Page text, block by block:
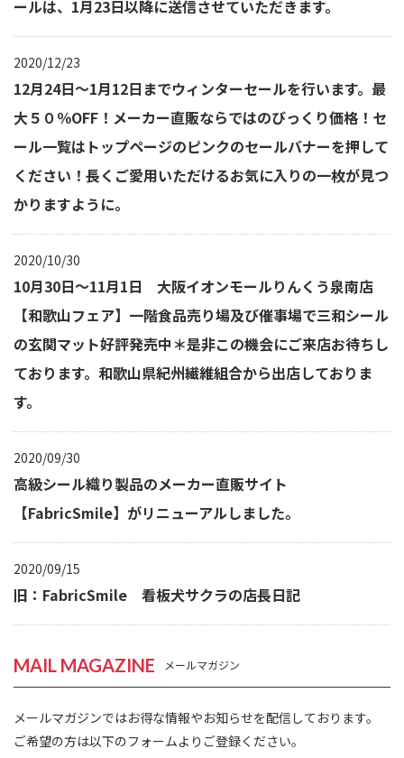
ールは、1月23日以降に送信させていただきます。
2020/12/23
12月24日～1月12日までウィンターセールを行います。最
大５０％OFF！メーカー直販ならではのびっくり価格！セ
ール一覧はトップページのピンクのセールバナーを押して
ください！長くご愛用いただけるお気に入りの一枚が見つ
かりますように。
2020/10/30
10月30日～11月1日 大阪イオンモールりんくう泉南店
【和歌山フェア】一階食品売り場及び催事場で三和シール
の玄関マット好評発売中＊是非この機会にご来店お待ちし
ております。和歌山県紀州繊維組合から出店しておりま
す。
2020/09/30
高級シール織り製品のメーカー直販サイト
【FabricSmile】がリニューアルしました。
2020/09/15
旧：FabricSmile 看板犬サクラの店長日記
MAIL MAGAZINE メールマガジン
メールマガジンではお得な情報やお知らせを配信しております。
ご希望の方は以下のフォームよりご登録ください。